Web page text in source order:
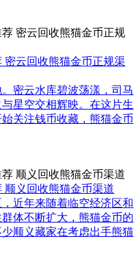
密云回收熊猫金币正规渠
密云水库碧波荡漾，司马
星空交相辉映。在这片生
关注钱币收藏，熊猫金币
顺义回收熊猫金币渠道
近年来随着临空经济区和
体不断扩大，熊猫金币的
顺义藏家在考虑出手熊猫